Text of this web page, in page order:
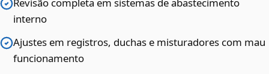
Revisão completa em sistemas de abastecimento
interno
Ajustes em registros, duchas e misturadores com mau
funcionamento